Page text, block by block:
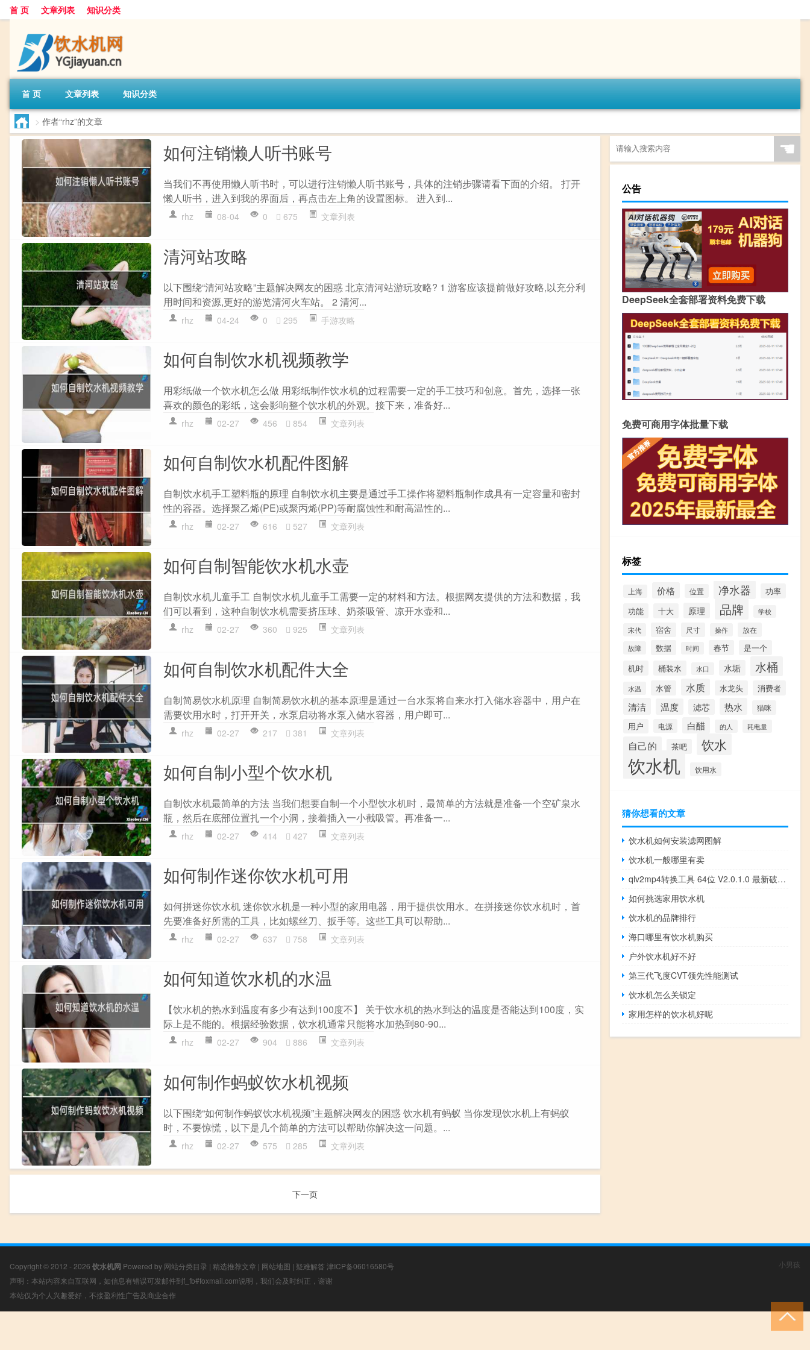
首 页 文章列表 知识分类
首 页 文章列表 知识分类
> 作者“rhz”的文章
如何注销懒人听书账号
当我们不再使用懒人听书时，可以进行注销懒人听书账号，具体的注销步骤请看下面的介绍。 打开
懒人听书，进入到我的界面后，再点击左上角的设置图标。 进入到...
rhz 08-04 0 675 文章列表
清河站攻略
以下围绕“清河站攻略”主题解决网友的困惑 北京清河站游玩攻略? 1 游客应该提前做好攻略,以充分利
用时间和资源,更好的游览清河火车站。 2 清河...
rhz 04-24 0 295 手游攻略
如何自制饮水机视频教学
用彩纸做一个饮水机怎么做 用彩纸制作饮水机的过程需要一定的手工技巧和创意。首先，选择一张
喜欢的颜色的彩纸，这会影响整个饮水机的外观。接下来，准备好...
rhz 02-27 456 854 文章列表
如何自制饮水机配件图解
自制饮水机手工塑料瓶的原理 自制饮水机主要是通过手工操作将塑料瓶制作成具有一定容量和密封
性的容器。选择聚乙烯(PE)或聚丙烯(PP)等耐腐蚀性和耐高温性的...
rhz 02-27 616 527 文章列表
如何自制智能饮水机水壶
自制饮水机儿童手工 自制饮水机儿童手工需要一定的材料和方法。根据网友提供的方法和数据，我
们可以看到，这种自制饮水机需要挤压球、奶茶吸管、凉开水壶和...
rhz 02-27 360 925 文章列表
如何自制饮水机配件大全
自制简易饮水机原理 自制简易饮水机的基本原理是通过一台水泵将自来水打入储水容器中，用户在
需要饮用水时，打开开关，水泵启动将水泵入储水容器，用户即可...
rhz 02-27 217 381 文章列表
如何自制小型个饮水机
自制饮水机最简单的方法 当我们想要自制一个小型饮水机时，最简单的方法就是准备一个空矿泉水
瓶，然后在底部位置扎一个小洞，接着插入一小截吸管。再准备一...
rhz 02-27 414 427 文章列表
如何制作迷你饮水机可用
如何拼迷你饮水机 迷你饮水机是一种小型的家用电器，用于提供饮用水。在拼接迷你饮水机时，首
先要准备好所需的工具，比如螺丝刀、扳手等。这些工具可以帮助...
rhz 02-27 637 758 文章列表
如何知道饮水机的水温
【饮水机的热水到温度有多少有达到100度不】 关于饮水机的热水到达的温度是否能达到100度，实
际上是不能的。根据经验数据，饮水机通常只能将水加热到80-90...
rhz 02-27 904 886 文章列表
如何制作蚂蚁饮水机视频
以下围绕“如何制作蚂蚁饮水机视频”主题解决网友的困惑 饮水机有蚂蚁 当你发现饮水机上有蚂蚁
时，不要惊慌，以下是几个简单的方法可以帮助你解决这一问题。...
rhz 02-27 575 285 文章列表
下一页
☚
公告
DeepSeek全套部署资料免费下载
免费可商用字体批量下载
标签
上海 价格 位置 净水器
功率
功能
十大 原理 品牌 学校
宋代 宿舍 尺寸 操作 放在
故障 数据 时间 春节
是一个
机时
桶装水 水口 水垢 水桶
水温 水管 水质 水龙头 消费者
清洁 温度 滤芯 热水
猫咪
用户
电源 白醋 的人 耗电量
自己的 茶吧 饮水
饮水机 饮用水
猜你想看的文章
饮水机如何安装滤网图解
饮水机一般哪里有卖
qlv2mp4转换工具 64位 V2.0.1.0 最新破解版（qlv2mp4转换工具 64位 V2.0.1.0 最新破解版功能简介）
如何挑选家用饮水机
饮水机的品牌排行
海口哪里有饮水机购买
户外饮水机好不好
第三代飞度CVT领先性能测试
饮水机怎么关锁定
家用怎样的饮水机好呢
Copyright © 2012 - 2026 饮水机网 Powered by 网站分类目录 | 精选推荐文章 | 网站地图 | 疑难解答 津ICP备06016580号
声明：本站内容来自互联网，如信息有错误可发邮件到f_fb#foxmail.com说明，我们会及时纠正，谢谢
本站仅为个人兴趣爱好，不接盈利性广告及商业合作
小男孩